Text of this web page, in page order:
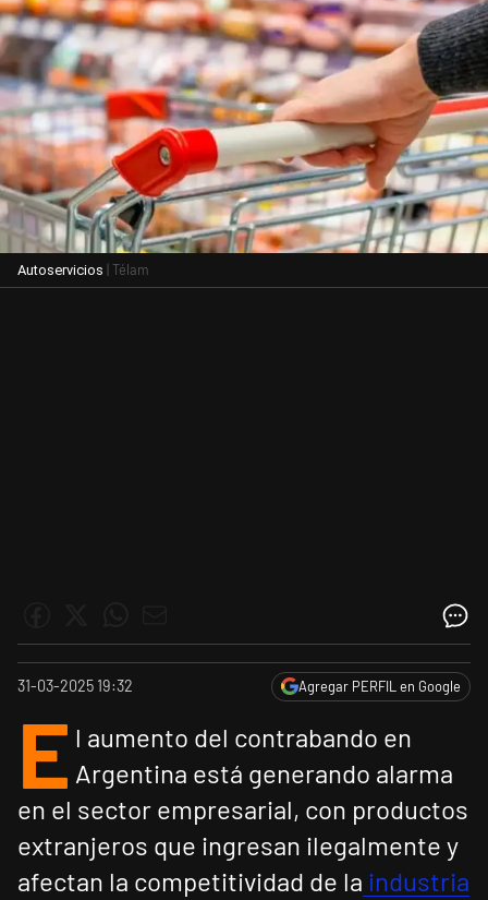
Autoservicios | Télam
31-03-2025 19:32 Agregar PERFIL en Google
E l aumento del contrabando en
Argentina está generando alarma
en el sector empresarial, con productos
extranjeros que ingresan ilegalmente y
afectan la competitividad de la industria